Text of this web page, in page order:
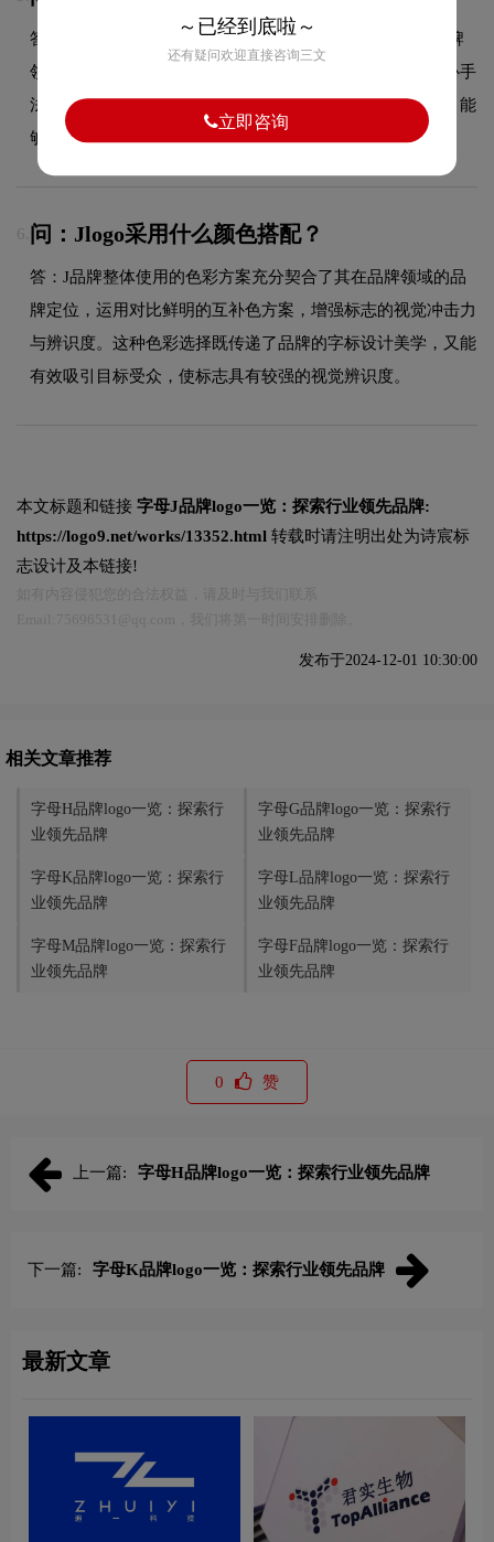
答：J品牌logo整体呈现出字标的设计风格。这种风格在品牌
领域具有较好的适用性，设计师在标志中融合了字标的核心手
法，既符合行业的一般审美特征，又突出品牌的独特个性，能
够在众多竞品中脱颖而出，给消费者留下深刻印象。
6. 问：Jlogo采用什么颜色搭配？
答：J品牌整体使用的色彩方案充分契合了其在品牌领域的品
牌定位，运用对比鲜明的互补色方案，增强标志的视觉冲击力
与辨识度。这种色彩选择既传递了品牌的字标设计美学，又能
有效吸引目标受众，使标志具有较强的视觉辨识度。
本文标题和链接 字母J品牌logo一览：探索行业领先品牌:
https://logo9.net/works/13352.html 转载时请注明出处为诗宸标
志设计及本链接!
发布于2024-12-01 10:30:00
相关文章推荐
字母H品牌logo一览：探索行
业领先品牌
字母G品牌logo一览：探索行
业领先品牌
字母K品牌logo一览：探索行
业领先品牌
字母L品牌logo一览：探索行
业领先品牌
字母M品牌logo一览：探索行
业领先品牌
字母F品牌logo一览：探索行
业领先品牌
0 赞
上一篇: 字母H品牌logo一览：探索行业领先品牌
下一篇: 字母K品牌logo一览：探索行业领先品牌
最新文章
～已经到底啦～
还有疑问欢迎直接咨询三文
立即咨询